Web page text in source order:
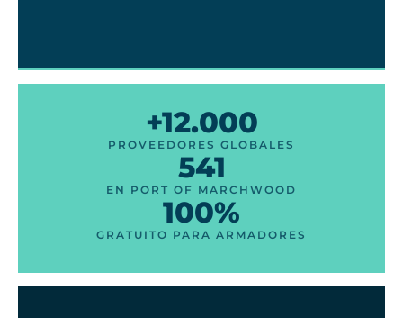
+12.000
PROVEEDORES GLOBALES
541
EN PORT OF MARCHWOOD
100%
GRATUITO PARA ARMADORES